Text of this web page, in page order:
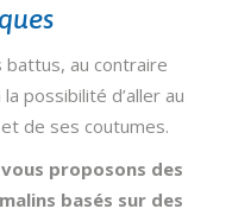
au contraire
possibilité d’aller au
de ses coutumes.
proposons des
basés sur des